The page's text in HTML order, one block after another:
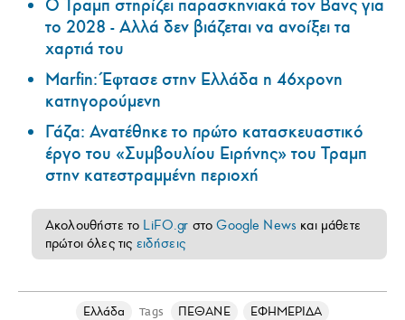
Ο Τραμπ στηρίζει παρασκηνιακά τον Βανς για
το 2028 - Αλλά δεν βιάζεται να ανοίξει τα
χαρτιά του
Marfin: Έφτασε στην Ελλάδα η 46χρονη
κατηγορούμενη
Γάζα: Ανατέθηκε το πρώτο κατασκευαστικό
έργο του «Συμβουλίου Ειρήνης» του Τραμπ
στην κατεστραμμένη περιοχή
Ακολουθήστε το LiFO.gr στοGoogle News και μάθετε
πρώτοι όλες τις ειδήσεις
Ελλάδα Tags ΠΕΘΑΝΕ
ΕΦΗΜΕΡΙΔΑ